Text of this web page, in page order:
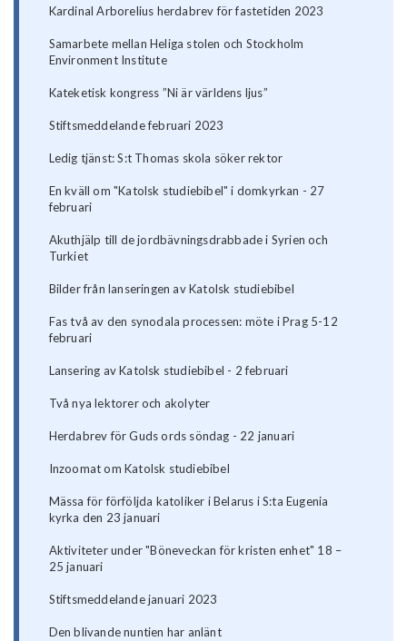
Kardinal Arborelius herdabrev för fastetiden 2023
Samarbete mellan Heliga stolen och Stockholm
Environment Institute
Kateketisk kongress ”Ni är världens ljus”
Stiftsmeddelande februari 2023
Ledig tjänst: S:t Thomas skola söker rektor
En kväll om "Katolsk studiebibel" i domkyrkan - 27
februari
Akuthjälp till de jordbävningsdrabbade i Syrien och
Turkiet
Bilder från lanseringen av Katolsk studiebibel
Fas två av den synodala processen: möte i Prag 5-12
februari
Lansering av Katolsk studiebibel - 2 februari
Två nya lektorer och akolyter
Herdabrev för Guds ords söndag - 22 januari
Inzoomat om Katolsk studiebibel
Mässa för förföljda katoliker i Belarus i S:ta Eugenia
kyrka den 23 januari
Aktiviteter under "Böneveckan för kristen enhet" 18 –
25 januari
Stiftsmeddelande januari 2023
Den blivande nuntien har anlänt